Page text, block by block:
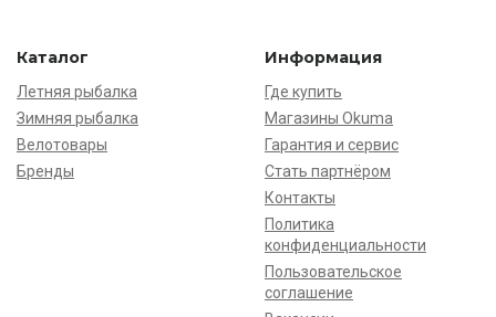
Каталог
Летняя рыбалка
Зимняя рыбалка
Велотовары
Бренды
Информация
Где купить
Магазины Okuma
Гарантия и сервис
Стать партнёром
Контакты
Политика
конфиденциальности
Пользовательское
соглашение